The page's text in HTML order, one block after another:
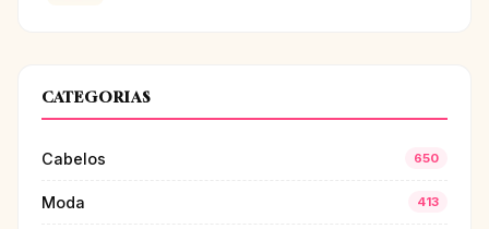
CATEGORIAS
Cabelos 650
Moda 413